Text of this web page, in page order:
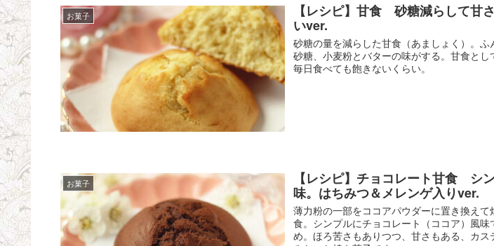
お菓子
【レシピ】甘食 砂糖減らして甘
いver.
砂糖の量を減らした甘食（あましょく）。ふ
砂糖、小麦粉とバターの味がする。甘食とし
毎日食べても飽きないくらい。
お菓子
【レシピ】チョコレート甘食 シ
味。はちみつ＆メレンゲ入りver.
薄力粉の一部をココアパウダーに置き換え
食。シンプルにチョコレート（ココア）風味
め。ほろ苦さもありつつ、甘さもある、カ